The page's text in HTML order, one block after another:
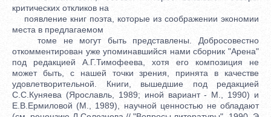
критических откликов на
появление книг поэта, которые из соображении экономии
места в предлагаемом
томе не могут быть представлены. Добросовестно
откомментирован уже упоминавшийся нами сборник "Арена"
под редакцией А.Г.Тимофеева, хотя его композиция не
может быть, с нашей точки зрения, принята в качестве
удовлетворительной. Книги, вышедшие под редакцией
С.С.Куняева (Ярославль, 1989; иной вариант - М., 1990) и
Е.В.Ермиловой (М., 1989), научной ценностью не обладают